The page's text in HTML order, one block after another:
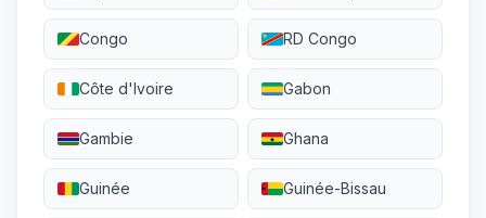
Congo RD Congo
Côte d'Ivoire Gabon
Gambie Ghana
Guinée Guinée-Bissau